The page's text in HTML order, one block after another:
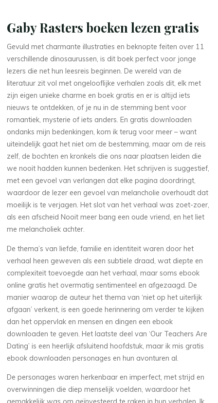
m
e
e
r
b
a
n
g
:
D
i
g
it
a
l
e
Gaby Rasters boeken lezen gratis
Gevuld met charmante illustraties en beknopte feiten over 11
verschillende dinosaurussen, is dit boek perfect voor jonge
lezers die net hun leesreis beginnen. De wereld van de
literatuur zit vol met ongelooflijke verhalen zoals dit, elk met
zijn eigen unieke charme en boek gratis en er is altijd iets
nieuws te ontdekken, of je nu in de stemming bent voor
romantiek, mysterie of iets anders. En gratis downloaden
ondanks mijn bedenkingen, kom ik terug voor meer – want
uiteindelijk gaat het niet om de bestemming, maar om de reis
zelf, de bochten en kronkels die ons naar plaatsen leiden die
we nooit hadden kunnen bedenken. Het schrijven is suggestief,
met een gevoel van verlangen dat elke pagina doordringt,
waardoor de lezer een gevoel van melancholie overhoudt dat
moeilijk is te verjagen. Het slot van het verhaal was zoet-zoer,
als een afscheid Nooit meer bang een oude vriend, en het liet
me melancholiek achter.
De thema’s van liefde, familie en identiteit waren door het
verhaal heen geweven als een subtiele draad, wat diepte en
complexiteit toevoegde aan het verhaal, maar soms ebook
online gratis het overmatig sentimenteel en afgezaagd. De
manier waarop de auteur het thema van ‘niet op het uiterlijk
afgaan’ verkent, is een goede herinnering om verder te kijken
dan het oppervlak en mensen en dingen een ebook
downloaden te geven. Het laatste deel van ‘Our Teachers Are
Dating’ is een heerlijk afsluitend hoofdstuk, maar ik mis gratis
ebook downloaden personages en hun avonturen al.
De personages waren herkenbaar en imperfect, met strijd en
overwinningen die diep menselijk voelden, waardoor het